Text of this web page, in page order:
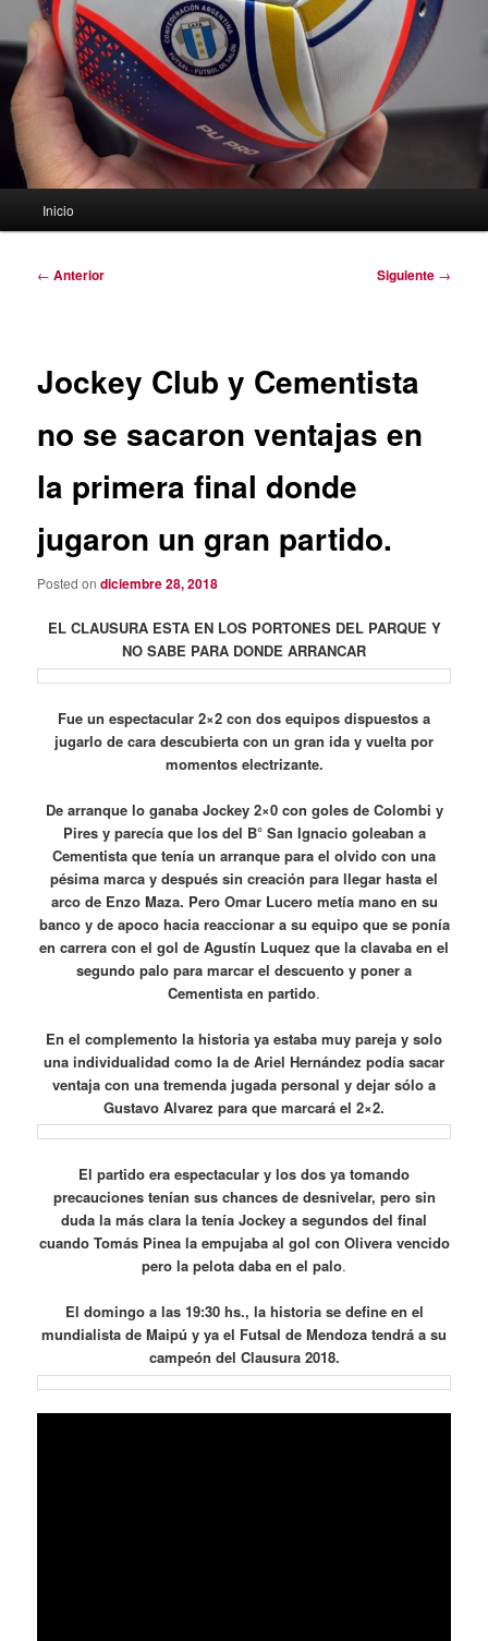
Inicio
Navegación
← Anterior Siguiente →
Jockey Club y Cementista
no se sacaron ventajas en
la primera final donde
jugaron un gran partido.
Posted ondiciembre 28, 2018
EL CLAUSURA ESTA EN LOS PORTONES DEL PARQUE Y
NO SABE PARA DONDE ARRANCAR
Fue un espectacular 2×2 con dos equipos dispuestos a
jugarlo de cara descubierta con un gran ida y vuelta por
momentos electrizante.
De arranque lo ganaba Jockey 2×0 con goles de Colombi y
Pires y parecía que los del B° San Ignacio goleaban a
Cementista que tenía un arranque para el olvido con una
pésima marca y después sin creación para llegar hasta el
arco de Enzo Maza. Pero Omar Lucero metía mano en su
banco y de apoco hacia reaccionar a su equipo que se ponía
en carrera con el gol de Agustín Luquez que la clavaba en el
segundo palo para marcar el descuento y poner a
Cementista en partido.
En el complemento la historia ya estaba muy pareja y solo
una individualidad como la de Ariel Hernández podía sacar
ventaja con una tremenda jugada personal y dejar sólo a
Gustavo Alvarez para que marcará el 2×2.
El partido era espectacular y los dos ya tomando
precauciones tenían sus chances de desnivelar, pero sin
duda la más clara la tenía Jockey a segundos del final
cuando Tomás Pinea la empujaba al gol con Olivera vencido
pero la pelota daba en el palo.
El domingo a las 19:30 hs., la historia se define en el
mundialista de Maipú y ya el Futsal de Mendoza tendrá a su
campeón del Clausura 2018.